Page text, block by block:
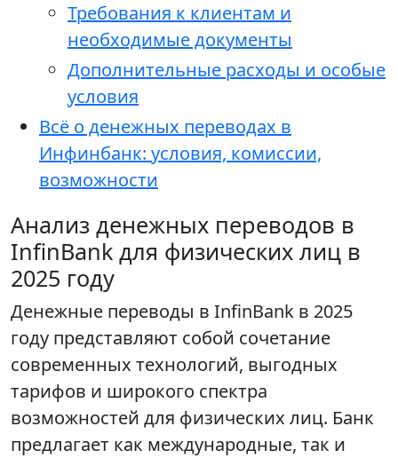
Требования к клиентам и
необходимые документы
Дополнительные расходы и особые
условия
Всё о денежных переводах в
Инфинбанк: условия, комиссии,
возможности
Анализ денежных переводов в
InfinBank для физических лиц в
2025 году
Денежные переводы в InfinBank в 2025
году представляют собой сочетание
современных технологий, выгодных
тарифов и широкого спектра
возможностей для физических лиц. Банк
предлагает как международные, так и